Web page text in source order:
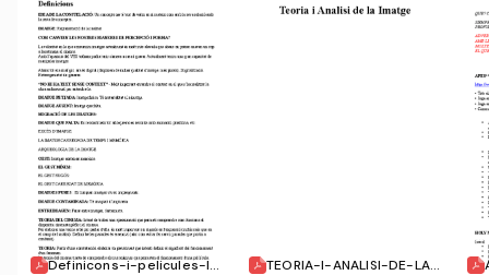
Definicons-i-pelicules-Im
TEORIA-I-ANALISI-DE-LA-